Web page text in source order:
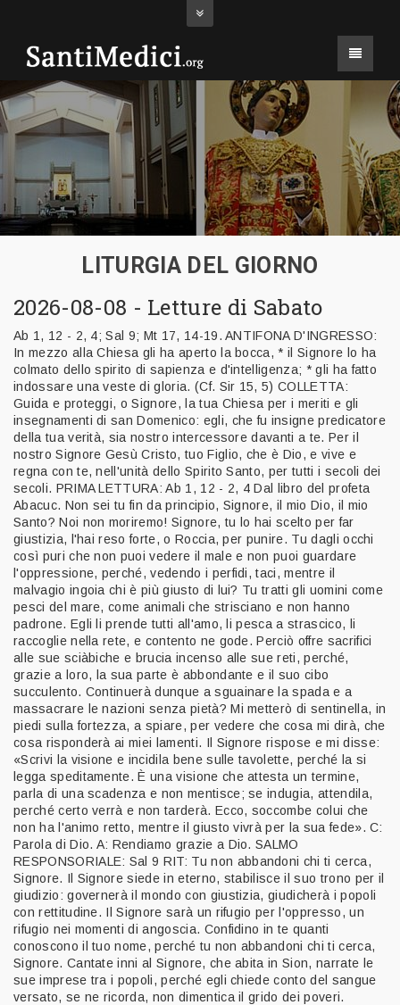
LITURGIA DEL GIORNO
2026-08-08 - Letture di Sabato
Ab 1, 12 - 2, 4; Sal 9; Mt 17, 14-19. ANTIFONA D'INGRESSO:
In mezzo alla Chiesa gli ha aperto la bocca, * il Signore lo ha
colmato dello spirito di sapienza e d'intelligenza; * gli ha fatto
indossare una veste di gloria. (Cf. Sir 15, 5) COLLETTA:
Guida e proteggi, o Signore, la tua Chiesa per i meriti e gli
insegnamenti di san Domenico: egli, che fu insigne predicatore
della tua verità, sia nostro intercessore davanti a te. Per il
nostro Signore Gesù Cristo, tuo Figlio, che è Dio, e vive e
regna con te, nell'unità dello Spirito Santo, per tutti i secoli dei
secoli. PRIMA LETTURA: Ab 1, 12 - 2, 4 Dal libro del profeta
Abacuc. Non sei tu fin da principio, Signore, il mio Dio, il mio
Santo? Noi non moriremo! Signore, tu lo hai scelto per far
giustizia, l'hai reso forte, o Roccia, per punire. Tu dagli occhi
così puri che non puoi vedere il male e non puoi guardare
l'oppressione, perché, vedendo i perfidi, taci, mentre il
malvagio ingoia chi è più giusto di lui? Tu tratti gli uomini come
pesci del mare, come animali che strisciano e non hanno
padrone. Egli li prende tutti all'amo, li pesca a strascico, li
raccoglie nella rete, e contento ne gode. Perciò offre sacrifici
alle sue sciàbiche e brucia incenso alle sue reti, perché,
grazie a loro, la sua parte è abbondante e il suo cibo
succulento. Continuerà dunque a sguainare la spada e a
massacrare le nazioni senza pietà? Mi metterò di sentinella, in
piedi sulla fortezza, a spiare, per vedere che cosa mi dirà, che
cosa risponderà ai miei lamenti. Il Signore rispose e mi disse:
«Scrivi la visione e incidila bene sulle tavolette, perché la si
legga speditamente. È una visione che attesta un termine,
parla di una scadenza e non mentisce; se indugia, attendila,
perché certo verrà e non tarderà. Ecco, soccombe colui che
non ha l'animo retto, mentre il giusto vivrà per la sua fede». C:
Parola di Dio. A: Rendiamo grazie a Dio. SALMO
RESPONSORIALE: Sal 9 RIT: Tu non abbandoni chi ti cerca,
Signore. Il Signore siede in eterno, stabilisce il suo trono per il
giudizio: governerà il mondo con giustizia, giudicherà i popoli
con rettitudine. Il Signore sarà un rifugio per l'oppresso, un
rifugio nei momenti di angoscia. Confidino in te quanti
conoscono il tuo nome, perché tu non abbandoni chi ti cerca,
Signore. Cantate inni al Signore, che abita in Sion, narrate le
sue imprese tra i popoli, perché egli chiede conto del sangue
versato, se ne ricorda, non dimentica il grido dei poveri.